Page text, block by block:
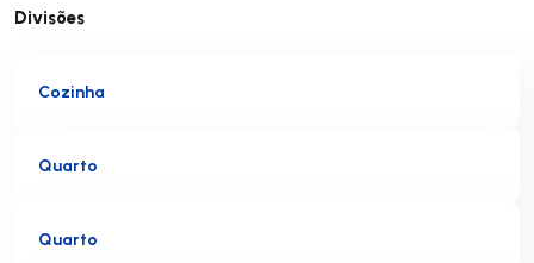
Divisões
Cozinha
Quarto
Quarto